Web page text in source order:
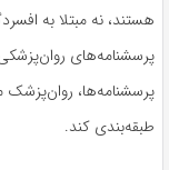
هستند، نه مبتلا به
پرسشنامه‌های
پرسشنامه‌ها،
طبقه‌بندی کند.